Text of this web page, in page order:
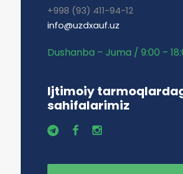
+998 (93) 411-94-12
info@uzdxauf.uz
Dushanba – Juma / 9:00 –
Ijtimoiy
sahifalarimiz